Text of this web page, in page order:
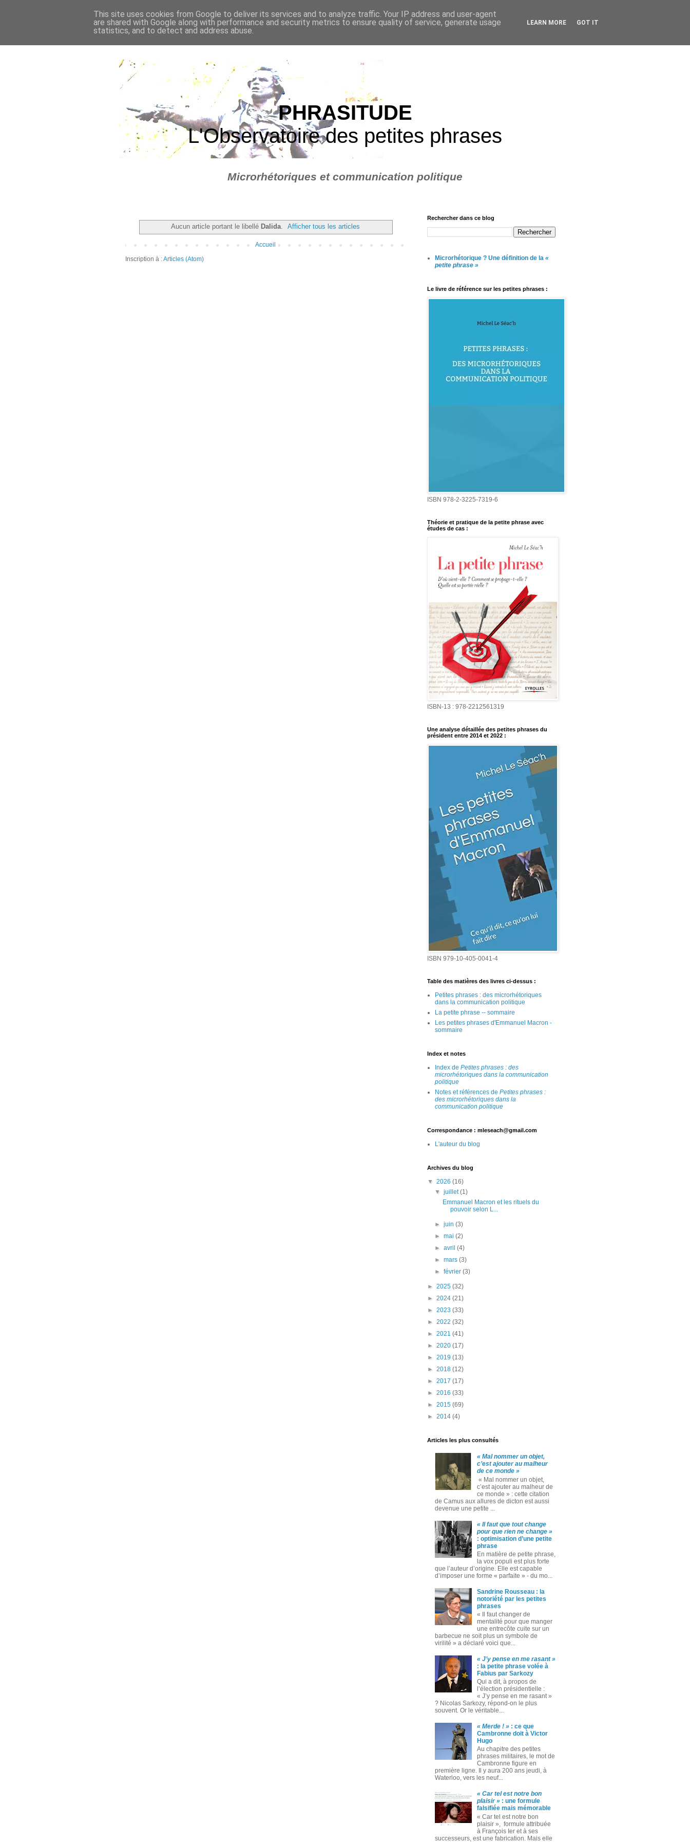
PHRASITUDE
L'Observatoire des petites phrases
Microrhétoriques et communication politique
Aucun article portant le libellé Dalida. Afficher tous les articles
Accueil
Inscription à :Articles (Atom)
Rechercher dans ce blog
Microrhétorique ? Une définition de la «
petite phrase »
Le livre de référence sur les petites phrases :
ISBN 978-2-3225-7319-6
Théorie et pratique de la petite phrase avec
études de cas :
ISBN-13 : 978-2212561319
Une analyse détaillée des petites phrases du
président entre 2014 et 2022 :
ISBN 979-10-405-0041-4
Table des matières des livres ci-dessus :
Petites phrases : des microrhétoriques
dans la communication politique
La petite phrase -- sommaire
Les petites phrases d'Emmanuel Macron -
sommaire
Index et notes
Index de Petites phrases : des
microrhétoriques dans la communication
politique
Notes et références de Petites phrases :
des microrhétoriques dans la
communication politique
Correspondance : mleseach@gmail.com
L'auteur du blog
Archives du blog
▼ 2026 (16)
▼juillet(1)
Emmanuel Macron et les rituels du
pouvoir selon L...
►juin(3)
►mai(2)
►avril(4)
►mars(3)
►février(3)
► 2025 (32)
► 2024 (21)
► 2023 (33)
► 2022 (32)
► 2021 (41)
► 2020 (17)
► 2019 (13)
► 2018 (12)
► 2017 (17)
► 2016 (33)
► 2015 (69)
► 2014 (4)
Articles les plus consultés
« Mal nommer un objet,
c’est ajouter au malheur
de ce monde »
« Mal nommer un objet,
c’est ajouter au malheur de
ce monde » : cette citation
de Camus aux allures de dicton est aussi
devenue une petite ...
« Il faut que tout change
pour que rien ne change »
: optimisation d’une petite
phrase
En matière de petite phrase,
la vox populi est plus forte
que l’auteur d’origine. Elle est capable
d’imposer une forme « parfaite » ‑ du mo...
Sandrine Rousseau : la
notoriété par les petites
phrases
« Il faut changer de
mentalité pour que manger
une entrecôte cuite sur un
barbecue ne soit plus un symbole de
virilité » a déclaré voici que...
« J’y pense en me rasant »
: la petite phrase volée à
Fabius par Sarkozy
Qui a dit, à propos de
l’élection présidentielle :
« J’y pense en me rasant »
? Nicolas Sarkozy, répond-on le plus
souvent. Or le véritable...
« Merde ! »: ce que
Cambronne doit à Victor
Hugo
Au chapitre des petites
phrases militaires, le mot de
Cambronne figure en
première ligne. Il y aura 200 ans jeudi, à
Waterloo, vers les neuf...
« Car tel est notre bon
plaisir »: une formule
falsifiée mais mémorable
« Car tel est notre bon
plaisir », formule attribuée
à François Ier et à ses
successeurs, est une fabrication. Mais elle
This site uses cookies from Google to deliver its services and to analyze traffic. Your IP address and user-agent
are shared with Google along with performance and security metrics to ensure quality of service, generate usage
statistics, and to detect and address abuse.
LEARN MORE GOT IT